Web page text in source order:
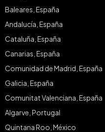
Baleares, España
Andalucía, España
Cataluña, España
Canarias, España
Comunidad de Madrid, España
Galicia, España
Comunitat Valenciana, España
Algarve, Portugal
Quintana Roo, México